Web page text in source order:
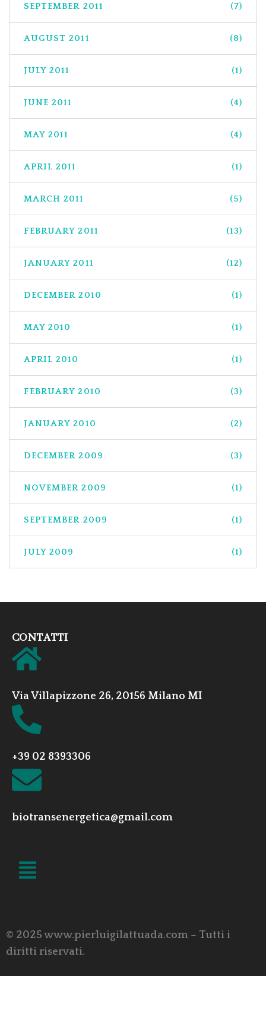
SEPTEMBER 2011 (7)
AUGUST 2011 (8)
JULY 2011 (1)
JUNE 2011 (4)
MAY 2011 (4)
APRIL 2011 (1)
MARCH 2011 (5)
FEBRUARY 2011 (13)
JANUARY 2011 (12)
DECEMBER 2010 (1)
MAY 2010 (1)
APRIL 2010 (1)
FEBRUARY 2010 (3)
JANUARY 2010 (2)
DECEMBER 2009 (3)
NOVEMBER 2009 (1)
SEPTEMBER 2009 (1)
JULY 2009 (1)
CONTATTI
Via Villapizzone 26, 20156 Milano MI
+39 02 8393306
biotransenergetica@gmail.com
© 2025 www.pierluigilattuada.com – Tutti i
diritti riservati.